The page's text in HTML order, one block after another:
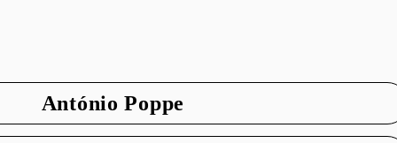
António Poppe